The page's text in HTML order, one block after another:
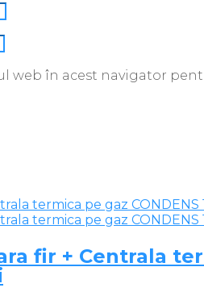
web în acest navigator
fir + Centrala